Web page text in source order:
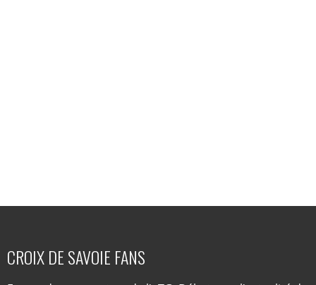
CROIX DE SAVOIE FANS